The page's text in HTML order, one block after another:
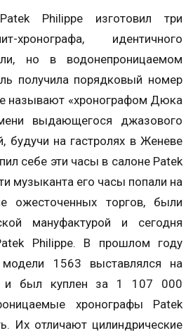
Philippe изготовил три
хронографа, идентичного
но в водонепроницаемом
получила порядковый номер
называют «хронографом Дюка
выдающегося джазового
будучи на гастролях в Женеве
себе эти часы в салоне Patek
музыканта его часы попали на
ожесточенных торгов, были
мануфактурой и сегодня
Philippe. В прошлом году
модели 1563 выставлялся на
и был куплен за 1 107 000
хронографы Patek
Их отличают цилиндрические